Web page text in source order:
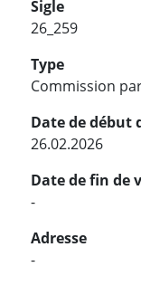
Sigle
26_259
Type
Commission
Date de début
26.02.2026
Date de fin de
-
Adresse
-